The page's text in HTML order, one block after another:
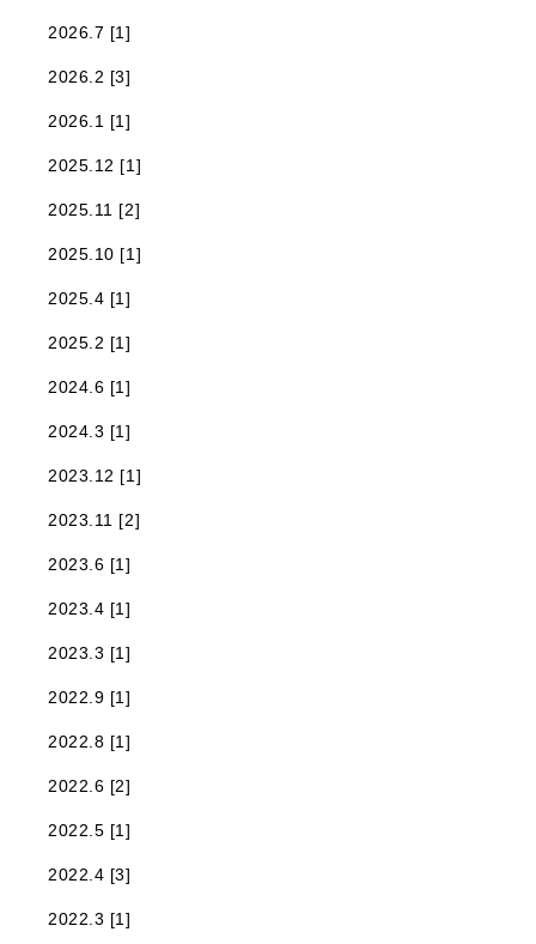
2026.7 [1]
2026.2 [3]
2026.1 [1]
2025.12 [1]
2025.11 [2]
2025.10 [1]
2025.4 [1]
2025.2 [1]
2024.6 [1]
2024.3 [1]
2023.12 [1]
2023.11 [2]
2023.6 [1]
2023.4 [1]
2023.3 [1]
2022.9 [1]
2022.8 [1]
2022.6 [2]
2022.5 [1]
2022.4 [3]
2022.3 [1]